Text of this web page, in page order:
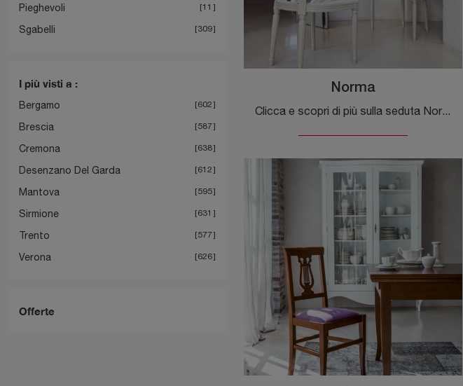
Pieghevoli 11
Sgabelli 309
I più visti a :
Bergamo 602
Brescia 587
Cremona 638
Desenzano Del Garda 612
Mantova 595
Sirmione 631
Trento 577
Verona 626
Offerte
Norma
Clicca e scopri di più sulla seduta Norma di Tonin Casa in tessuto: le più originali Sedie fisse classiche ti attendono.